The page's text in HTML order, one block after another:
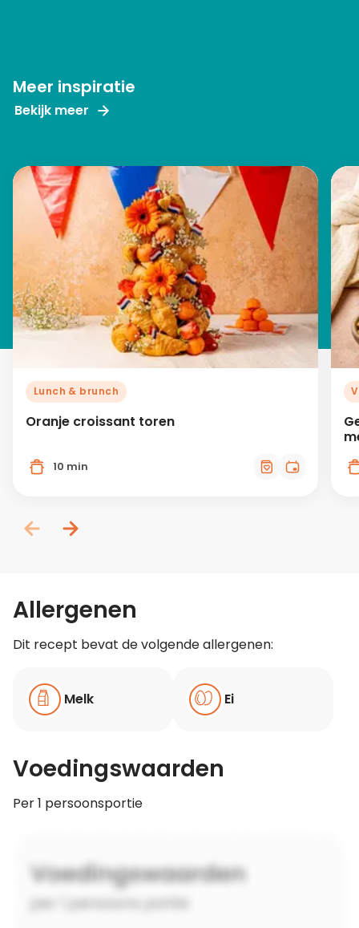
Meer inspiratie
Bekijk meer
Lunch & brunch
Oranje croissant toren
10 min
Allergenen
Dit recept bevat de volgende allergenen:
Melk Ei
Voedingswaarden
Per 1 persoonsportie